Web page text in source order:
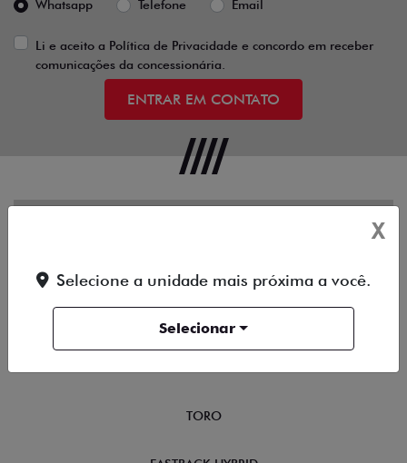
Whatsapp
Telefone Email
Li e aceito a Política de Privacidade e concordo em receber
comunicações da concessionária.
ENTRAR EM CONTATO
NOVOS
TITANO
TORO
X
Selecione a unidade mais próxima a você.
Selecionar